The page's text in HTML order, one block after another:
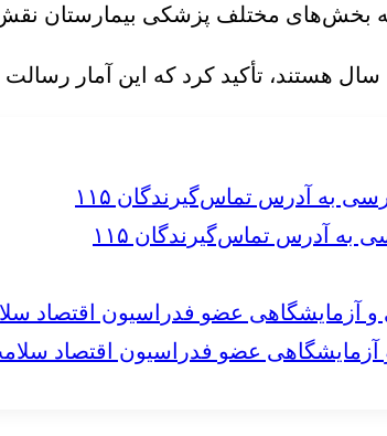
بخش‌های مختلف پزشکی بیمارستان
آدرس تماس‌گیرندگان ۱۱۵
عضو فدراسیون اقتصاد